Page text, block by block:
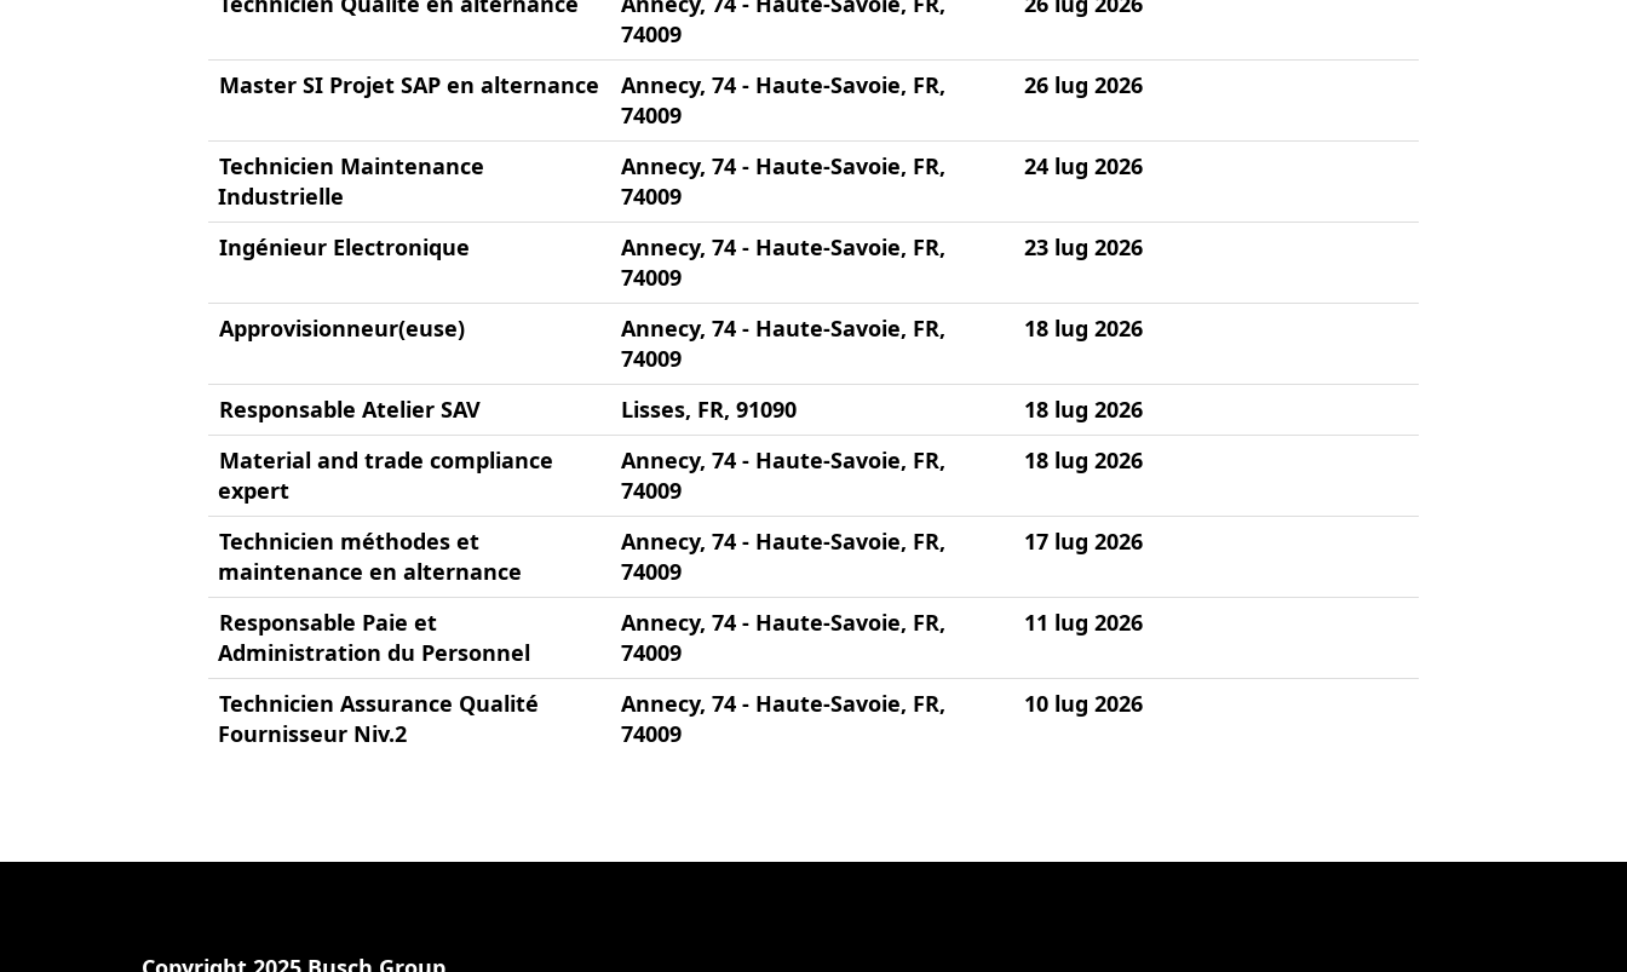
74009
Master SI Projet SAP en alternance
Annecy, 74 - Haute-Savoie, FR,
74009
26 lug 2026
Technicien Maintenance
Industrielle
Annecy, 74 - Haute-Savoie, FR,
74009
24 lug 2026
Ingénieur Electronique
Annecy, 74 - Haute-Savoie, FR,
74009
23 lug 2026
Approvisionneur(euse)
Annecy, 74 - Haute-Savoie, FR,
74009
18 lug 2026
Responsable Atelier SAV Lisses, FR, 91090
18 lug 2026
Material and trade compliance
expert
Annecy, 74 - Haute-Savoie, FR,
74009
18 lug 2026
Technicien méthodes et
maintenance en alternance
Annecy, 74 - Haute-Savoie, FR,
74009
17 lug 2026
Responsable Paie et
Administration du Personnel
Annecy, 74 - Haute-Savoie, FR,
74009
11 lug 2026
Technicien Assurance Qualité
Fournisseur Niv.2
Annecy, 74 - Haute-Savoie, FR,
74009
10 lug 2026